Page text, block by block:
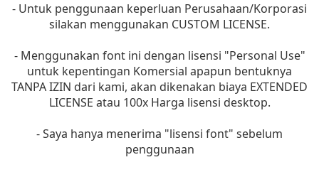
- Untuk penggunaan keperluan Perusahaan/Korporasi
silakan menggunakan CUSTOM LICENSE.
- Menggunakan font ini dengan lisensi "Personal Use"
untuk kepentingan Komersial apapun bentuknya
TANPA IZIN dari kami, akan dikenakan biaya EXTENDED
LICENSE atau 100x Harga lisensi desktop.
- Saya hanya menerima "lisensi font" sebelum
penggunaan